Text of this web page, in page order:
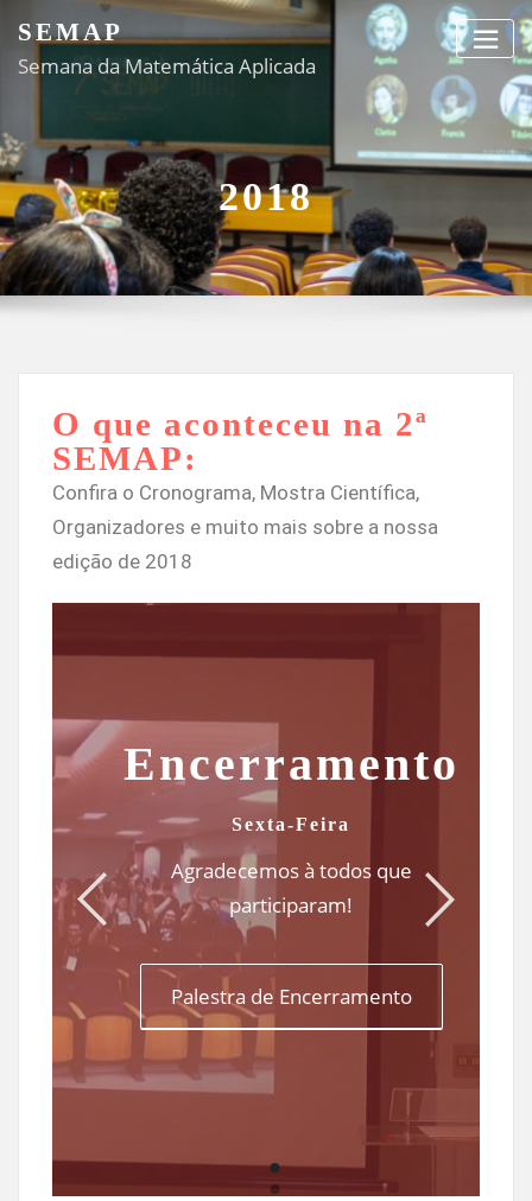
SEMAP
Semana da Matemática Aplicada
2018
O que aconteceu na 2ª
SEMAP:
Confira o Cronograma, Mostra Científica,
Organizadores e muito mais sobre a nossa
edição de 2018
Encerramento
Sexta-Feira
Agradecemos à todos que
participaram!
Palestra de Encerramento